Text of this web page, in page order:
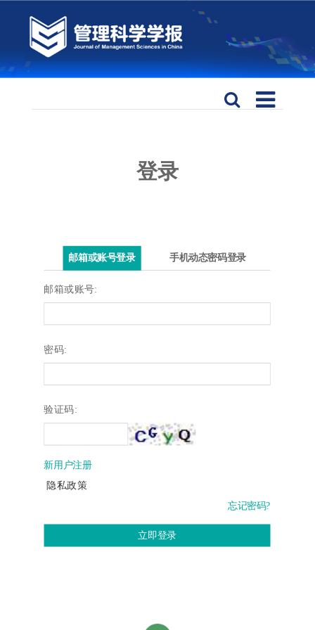
登录
邮箱或账号登录 手机动态密码登录
邮箱或账号:
密码:
验证码:
新用户注册
隐私政策
忘记密码?
立即登录